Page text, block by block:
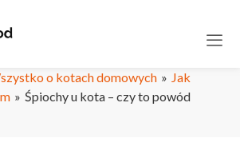
o kotach domowych » Jak
» Śpiochy u kota – czy to powód